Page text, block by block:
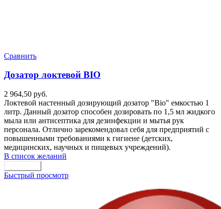
Сравнить
Дозатор локтевой BIO
2 964,50 руб.
Локтевой настенный дозирующий дозатор "Bio" емкостью 1
литр. Данный дозатор способен дозировать по 1,5 мл жидкого
мыла или антисептика для дезинфекции и мытья рук
персонала. Отлично зарекомендовал себя для предприятий с
повышенными требованиями к гигиене (детских,
медицинских, научных и пищевых учреждений).
В список желаний
Быстрый просмотр